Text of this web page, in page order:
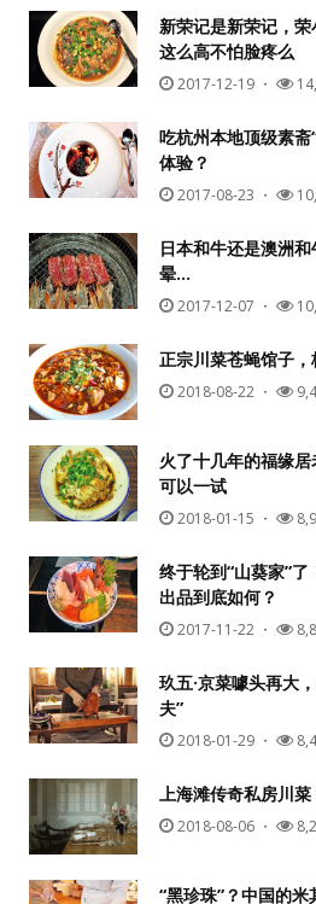
新荣记是新荣记，
这么高不怕脸疼么
2017-12-19 ・
吃杭州本地顶级素
体验？
2017-08-23 ・
日本和牛还是澳洲
晕…
2017-12-07 ・
正宗川菜苍蝇馆子
2018-08-22 ・
火了十几年的福缘
可以一试
2018-01-15 ・
终于轮到“山葵家”
出品到底如何？
2017-11-22 ・
玖五·京菜噱头再大
夫”
2018-01-29 ・
上海滩传奇私房川
2018-08-06 ・
“黑珍珠”？中国的